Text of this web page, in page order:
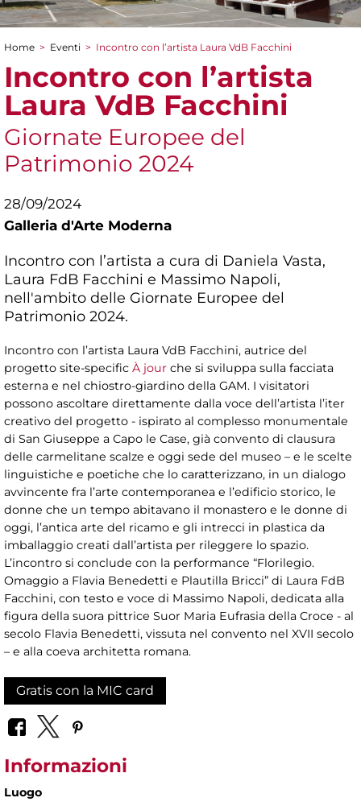
Tu sei qui
Home > Eventi > Incontro con l’artista Laura VdB Facchini
Incontro con l’artista
Laura VdB Facchini
Giornate Europee del
Patrimonio 2024
28/09/2024
Galleria d'Arte Moderna
Incontro con l’artista a cura di Daniela Vasta,
Laura FdB Facchini e Massimo Napoli,
nell'ambito delle Giornate Europee del
Patrimonio 2024.
Incontro con l’artista Laura VdB Facchini, autrice del
progetto site-specific À jour che si sviluppa sulla facciata
esterna e nel chiostro-giardino della GAM. I visitatori
possono ascoltare direttamente dalla voce dell’artista l’iter
creativo del progetto - ispirato al complesso monumentale
di San Giuseppe a Capo le Case, già convento di clausura
delle carmelitane scalze e oggi sede del museo – e le scelte
linguistiche e poetiche che lo caratterizzano, in un dialogo
avvincente fra l’arte contemporanea e l’edificio storico, le
donne che un tempo abitavano il monastero e le donne di
oggi, l’antica arte del ricamo e gli intrecci in plastica da
imballaggio creati dall’artista per rileggere lo spazio.
L’incontro si conclude con la performance “Florilegio.
Omaggio a Flavia Benedetti e Plautilla Bricci” di Laura FdB
Facchini, con testo e voce di Massimo Napoli, dedicata alla
figura della suora pittrice Suor Maria Eufrasia della Croce - al
secolo Flavia Benedetti, vissuta nel convento nel XVII secolo
– e alla coeva architetta romana.
Gratis con la MIC card
Informazioni
Luogo